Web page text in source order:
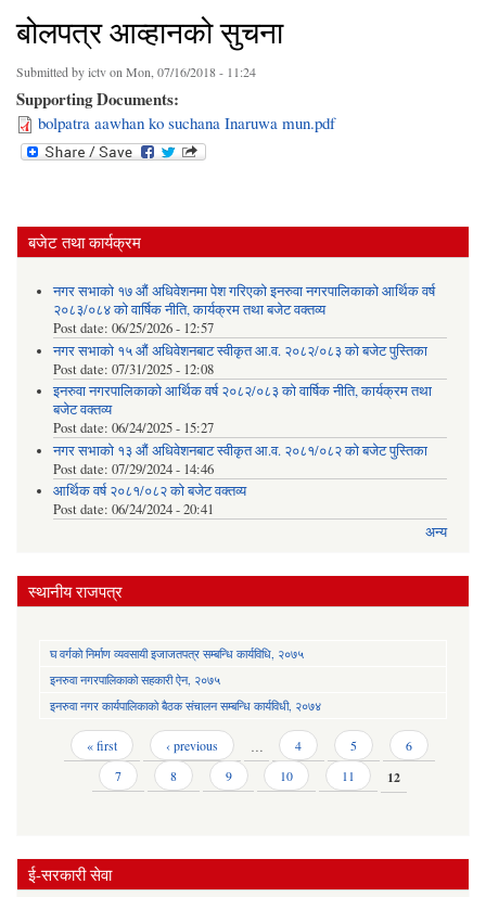
बोलपत्र आव्हानको सुचना
Submitted byictvon Mon, 07/16/2018 - 11:24
Supporting Documents:
bolpatra aawhan ko suchana Inaruwa mun.pdf
बजेट तथा कार्यक्रम
नगर सभाको १७ औं अधिवेशनमा पेश गरिएको इनरुवा नगरपालिकाको आर्थिक वर्ष
२०८३/०८४ को वार्षिक नीति, कार्यक्रम तथा बजेट वक्तव्य
Post date: 06/25/2026 - 12:57
नगर सभाको १५ औं अधिवेशनबाट स्वीकृत आ.व. २०८२/०८३ को बजेट पुस्तिका
Post date: 07/31/2025 - 12:08
इनरुवा नगरपालिकाको आर्थिक वर्ष २०८२/०८३ को वार्षिक नीति, कार्यक्रम तथा
बजेट वक्तव्य
Post date: 06/24/2025 - 15:27
नगर सभाको १३ औं अधिवेशनबाट स्वीकृत आ.व. २०८१/०८२ को बजेट पुस्तिका
Post date: 07/29/2024 - 14:46
आर्थिक वर्ष २०८१/०८२ को बजेट वक्तव्य
Post date: 06/24/2024 - 20:41
अन्य
स्थानीय राजपत्र
घ वर्गको निर्माण व्यवसायी इजाजतपत्र सम्बन्धि कार्यविधि, २०७५
इनरुवा नगरपालिकाको सहकारी ऐन, २०७५
इनरुवा नगर कार्यपालिकाको बैठक संचालन सम्बन्धि कार्यविधी, २०७४
Pages « first ‹ previous … 4 5
6
7
8 9 10 11 12
ई-सरकारी सेवा